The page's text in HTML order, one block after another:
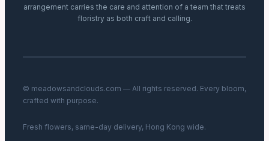
arrangement carries the care and attention of a team that treats
floristry as both craft and calling.
© meadowsandclouds.com — All rights reserved. Every bloom,
crafted with purpose.
Fresh flowers, same-day delivery, Hong Kong wide.